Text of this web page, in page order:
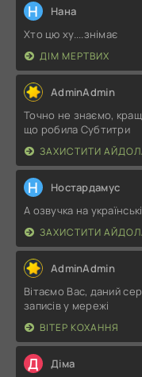
Н Нана
Хто цю ху....знімає
ДІМ МЕРТВИХ
AdminAdmin
Точно не знаємо,
що робила Субтитри
ЗАХИСТИТИ
Н Ностардамус
А озвучка на
ЗАХИСТИТИ
AdminAdmin
Вітаємо Вас, даний
записів у мережі
ВІТЕР КОХАННЯ
Д Діма